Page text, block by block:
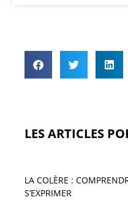
LES ARTICLES
LA COLÈRE :
S’EXPRIMER